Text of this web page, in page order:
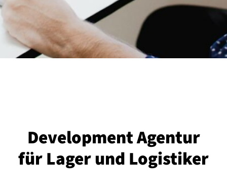
Development Agentur
für Lager und Logistiker